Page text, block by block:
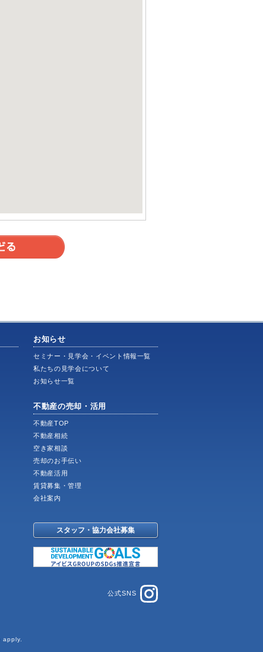
お知らせ
セミナー・見学会・イベント情報一覧
私たちの見学会について
お知らせ一覧
不動産の売却・活用
不動産TOP
不動産相続
空き家相談
売却のお手伝い
不動産活用
賃貸募集・管理
会社案内
スタッフ・協力会社募集
公式SNS
apply.